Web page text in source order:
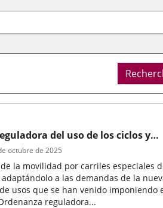
del uso de los ciclos y
y de la movilidad por
rodado en Valladolid
la movilidad por carriles especiales
a las demandas de la
usos que se han venido imponiendo
reguladora...
octubre de 2025